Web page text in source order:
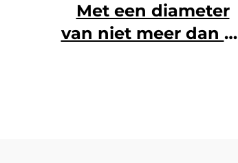
Met een diameter
van niet meer dan 50